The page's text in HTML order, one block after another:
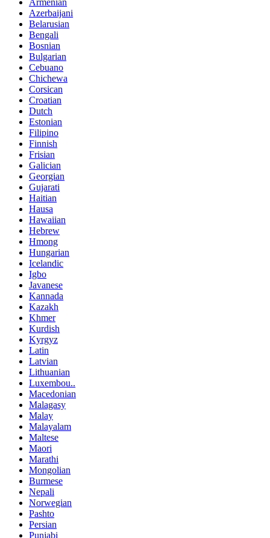
Armenian
Azerbaijani
Belarusian
Bengali
Bosnian
Bulgarian
Cebuano
Chichewa
Corsican
Croatian
Dutch
Estonian
Filipino
Finnish
Frisian
Galician
Georgian
Gujarati
Haitian
Hausa
Hawaiian
Hebrew
Hmong
Hungarian
Icelandic
Igbo
Javanese
Kannada
Kazakh
Khmer
Kurdish
Kyrgyz
Latin
Latvian
Lithuanian
Luxembou..
Macedonian
Malagasy
Malay
Malayalam
Maltese
Maori
Marathi
Mongolian
Burmese
Nepali
Norwegian
Pashto
Persian
Punjabi